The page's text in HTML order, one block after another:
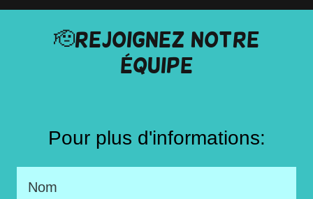
🫡Rejoignez notre
équipe
Pour plus d'informations:
Nom